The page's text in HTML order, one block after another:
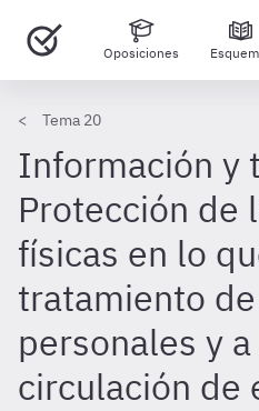
Oposiciones
Tema 20
Información y
Protección de
físicas en lo
tratamiento
personales y
circulación de